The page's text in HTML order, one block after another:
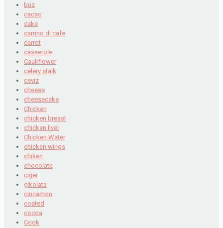
buz
cacao
cake
carrino di cafe
carrot
casserole
Cauliflower
celery stalk
ceviz
cheese
cheesecake
Chicken
chicken breast
chicken liver
Chicken Water
chicken wings
chiken
chocolate
ciğer
çikolata
cinnamon
coated
cocoa
Cook